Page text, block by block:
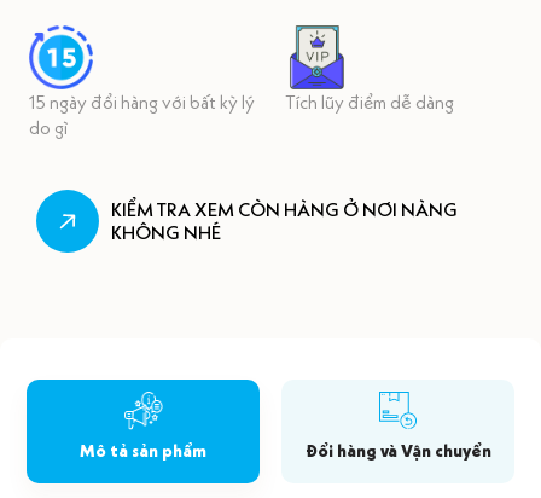
15 ngày đổi hàng với bất kỳ lý
do gì
Tích lũy điểm dễ dàng
KIỂM TRA XEM CÒN HÀNG Ở NƠI NÀNG
KHÔNG NHÉ
Mô tả sản phẩm Đổi hàng và Vận chuyển